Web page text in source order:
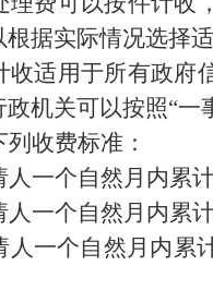
据实际情况选择
适用于所有政府
机关可以按照“一
收费标准：
人一个自然月内累
人一个自然月内累
人一个自然月内累